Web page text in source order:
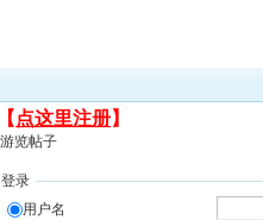
【 点这里注册】
览帖子
登录
用户名